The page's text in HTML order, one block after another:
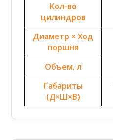
Кол-во
цилиндров
Диаметр × Ход
поршня
Объем, л
Габариты
(Д×Ш×В)